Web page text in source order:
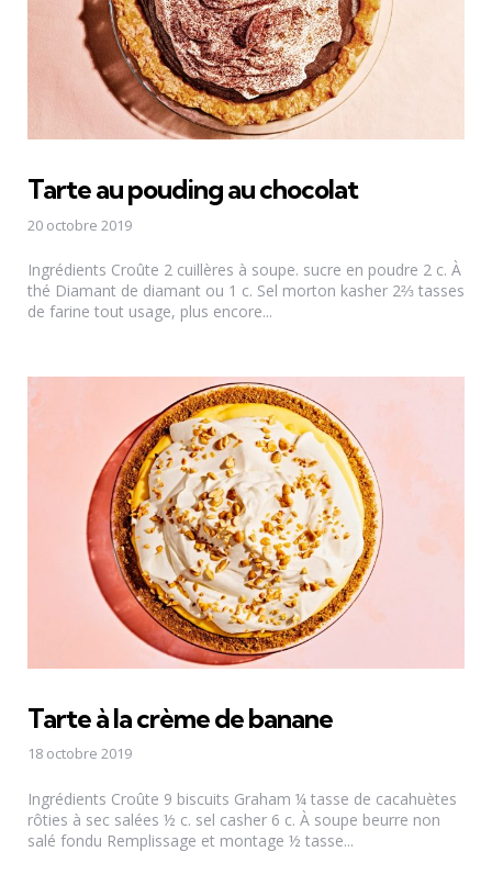
Tarte au pouding au chocolat
20 octobre 2019
Ingrédients Croûte 2 cuillères à soupe. sucre en poudre 2 c. À
thé Diamant de diamant ou 1 c. Sel morton kasher 2⅔ tasses
de farine tout usage, plus encore...
Tarte à la crème de banane
18 octobre 2019
Ingrédients Croûte 9 biscuits Graham ¼ tasse de cacahuètes
rôties à sec salées ½ c. sel casher 6 c. À soupe beurre non
salé fondu Remplissage et montage ½ tasse...